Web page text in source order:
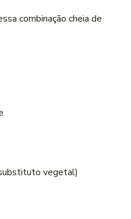
combinação cheia de
vegetal)